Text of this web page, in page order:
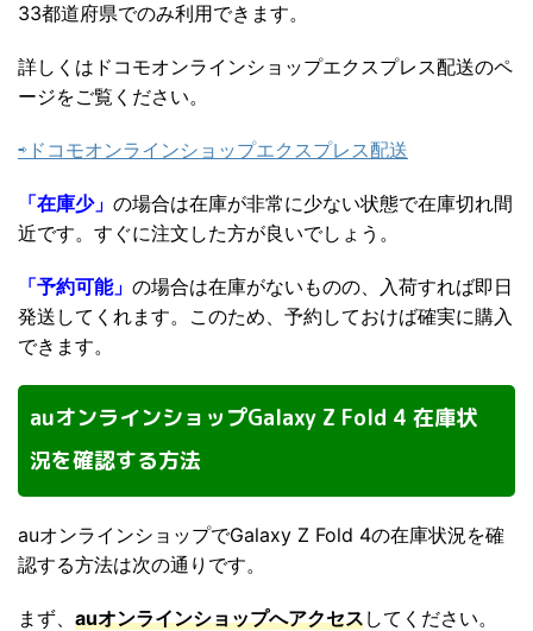
33都道府県でのみ利用できます。
詳しくはドコモオンラインショップエクスプレス配送のペ
ージをご覧ください。
⇨ドコモオンラインショップエクスプレス配送
「在庫少」 の場合は在庫が非常に少ない状態で在庫切れ間
近です。すぐに注文した方が良いでしょう。
「予約可能」 の場合は在庫がないものの、入荷すれば即日
発送してくれます。このため、予約しておけば確実に購入
できます。
auオンラインショップGalaxy Z Fold 4 在庫状
況を確認する方法
auオンラインショップでGalaxy Z Fold 4の在庫状況を確
認する方法は次の通りです。
まず、 auオンラインショップへアクセスしてください。